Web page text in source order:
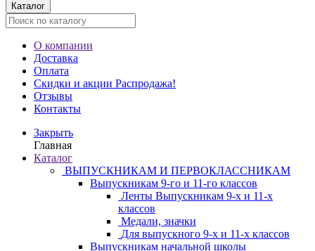
Каталог
О компании
Доставка
Оплата
Скидки и акции Распродажа!
Отзывы
Контакты
Закрыть
Главная
Каталог
ВЫПУСКНИКАМ И ПЕРВОКЛАССНИКАМ
Выпускникам 9-го и 11-го классов
Ленты Выпускникам 9-х и 11-х
классов
Медали, значки
Для выпускного 9-х и 11-х классов
Выпускникам начальной школы